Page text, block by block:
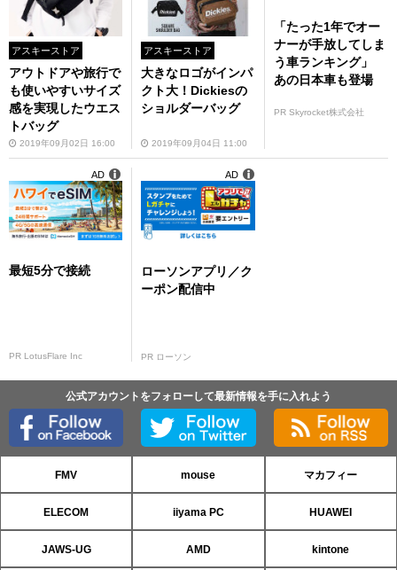
アスキーストア
アウトドアや旅行で
も使いやすいサイズ
感を実現したウエス
トバッグ
2019年09月02日 16:00
アスキーストア
大きなロゴがインパ
クト大！Dickiesの
ショルダーバッグ
2019年09月04日 11:00
「たった1年でオー
ナーが手放してしま
う車ランキング」
あの日本車も登場
PR Skyrocket株式会社
最短5分で接続
PR LotusFlare Inc
AD
ローソンアプリ／ク
ーポン配信中
PR ローソン
AD
公式アカウントをフォローして最新情報を手に入れよう
FMV mouse マカフィー
ELECOM iiyama PC HUAWEI
JAWS-UG AMD kintone